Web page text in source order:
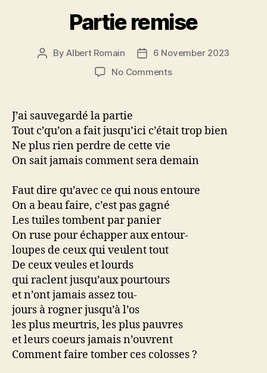
Partie remise
PostByAlbert Romain
Post6 November 2023
No Commentson
J’ai sauvegardé la partie
Tout c’qu’on a fait jusqu’ici c’était trop bien
Ne plus rien perdre de cette vie
On sait jamais comment sera demain
Faut dire qu’avec ce qui nous entoure
On a beau faire, c’est pas gagné
Les tuiles tombent par panier
On ruse pour échapper aux entour-
loupes de ceux qui veulent tout
De ceux veules et lourds
qui raclent jusqu’aux pourtours
et n’ont jamais assez tou-
jours à rogner jusqu’à l’os
les plus meurtris, les plus pauvres
et leurs coeurs jamais n’ouvrent
Comment faire tomber ces colosses ?